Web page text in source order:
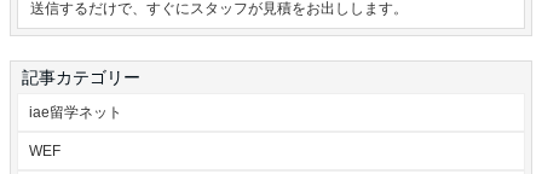
送信するだけで、すぐにスタッフが見積をお出しします。
記事カテゴリー
iae留学ネット
WEF